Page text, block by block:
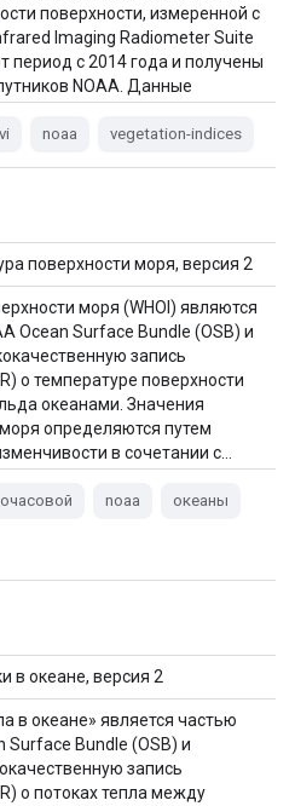
поверхности, измеренной с
Imaging Radiometer Suite
период с 2014 года и получены
NOAA. Данные
noaa vegetation-indices
поверхности моря, версия 2
моря (WHOI) являются
Ocean Surface Bundle (OSB) и
запись
о температуре поверхности
океанами. Значения
определяются путем
в сочетании с…
noaa океаны
в океане, версия 2
в океане» является частью
Surface Bundle (OSB) и
запись
о потоках тепла между